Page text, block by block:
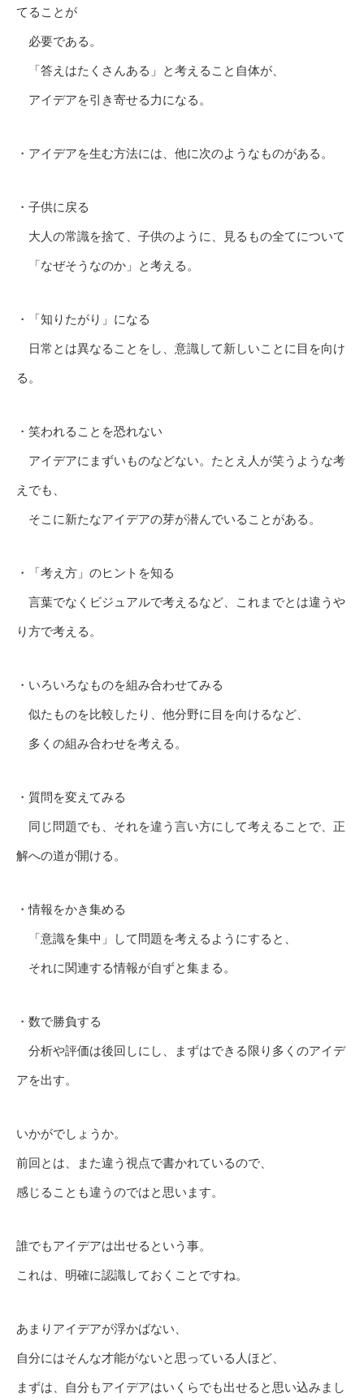
てることが
必要である。
「答えはたくさんある」と考えること自体が、
アイデアを引き寄せる力になる。
・アイデアを生む方法には、他に次のようなものがある。
・子供に戻る
大人の常識を捨て、子供のように、見るもの全てについて
「なぜそうなのか」と考える。
・「知りたがり」になる
日常とは異なることをし、意識して新しいことに目を向け
る。
・笑われることを恐れない
アイデアにまずいものなどない。たとえ人が笑うような考
えでも、
そこに新たなアイデアの芽が潜んでいることがある。
・「考え方」のヒントを知る
言葉でなくビジュアルで考えるなど、これまでとは違うや
り方で考える。
・いろいろなものを組み合わせてみる
似たものを比較したり、他分野に目を向けるなど、
多くの組み合わせを考える。
・質問を変えてみる
同じ問題でも、それを違う言い方にして考えることで、正
解への道が開ける。
・情報をかき集める
「意識を集中」して問題を考えるようにすると、
それに関連する情報が自ずと集まる。
・数で勝負する
分析や評価は後回しにし、まずはできる限り多くのアイデ
アを出す。
いかがでしょうか。
前回とは、また違う視点で書かれているので、
感じることも違うのではと思います。
誰でもアイデアは出せるという事。
これは、明確に認識しておくことですね。
あまりアイデアが浮かばない、
自分にはそんな才能がないと思っている人ほど、
まずは、自分もアイデアはいくらでも出せると思い込みまし